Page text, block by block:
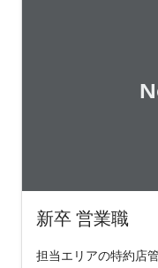
新卒 営業職
担当エリアの特約店